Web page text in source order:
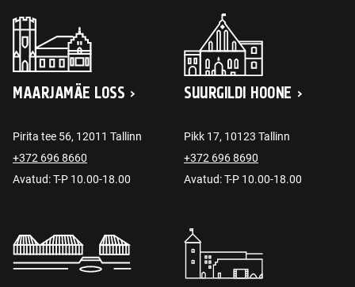
MAARJAMÄE LOSS
Pirita tee 56, 12011 Tallinn
+372 696 8660
Avatud: T-P 10.00-18.00
SUURGILDI HOONE
Pikk 17, 10123 Tallinn
+372 696 8690
Avatud: T-P 10.00-18.00